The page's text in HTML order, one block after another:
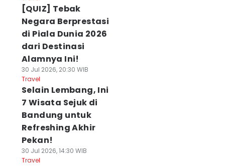
[QUIZ] Tebak
Negara Berprestasi
di Piala Dunia 2026
dari Destinasi
Alamnya Ini!
30 Jul 2026, 20:30 WIB
Travel
Selain Lembang, Ini
7 Wisata Sejuk di
Bandung untuk
Refreshing Akhir
Pekan!
30 Jul 2026, 14:30 WIB
Travel